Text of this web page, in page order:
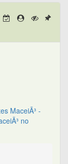
MaceiÃ³ -
no